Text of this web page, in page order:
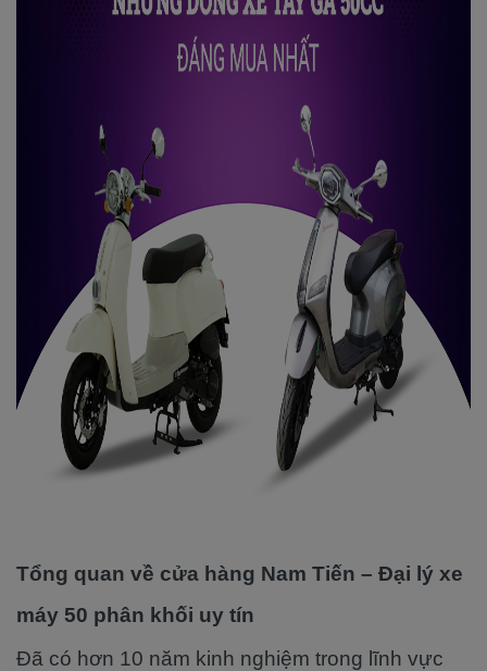
Tổng quan về cửa hàng Nam Tiến – Đại lý xe
máy 50 phân khối uy tín
Đã có hơn 10 năm kinh nghiệm trong lĩnh vực